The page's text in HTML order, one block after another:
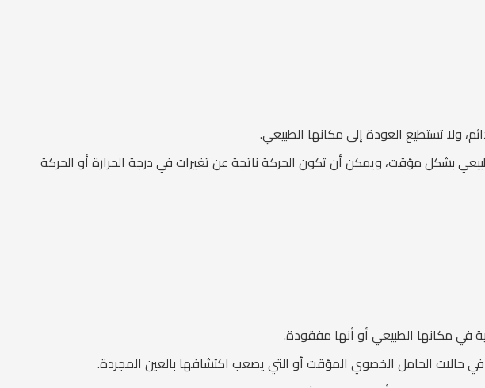
ولا تستطيع العودة إلى مكانها الطبيعي.
بشكل مؤقت، ويمكن أن تكون الحركة ناتجة عن تغيرات في درجة الحرارة أو الحركة
في مكانها الطبيعي أو أنها مفقودة.
حالات الحامل الخصوي المؤقت أو التي يصعب اكتشافها بالعين المجردة.